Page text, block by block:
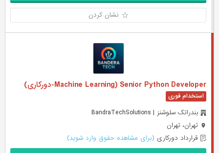
نشان کردن
Machine Learning) Senior Python Developer-دورکاری)
بندراتک سلوشنز | BandraTechSolutions
تهران، تهران
قرارداد دورکاری (برای مشاهده حقوق وارد شوید)